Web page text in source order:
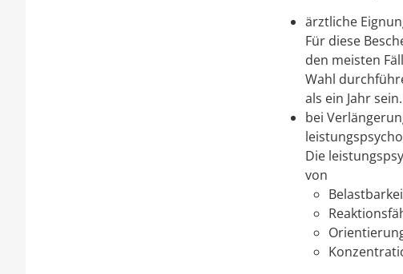
ärztliche
Für diese
den meisten
Wahl
als ein Jahr sein.
bei
Die
von